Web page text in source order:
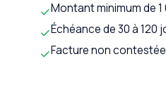
✓Montant minimum de
✓Échéance de 30 à 120
✓Facture non